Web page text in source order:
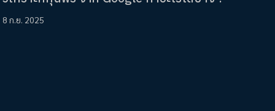
8 ก.ย. 2025